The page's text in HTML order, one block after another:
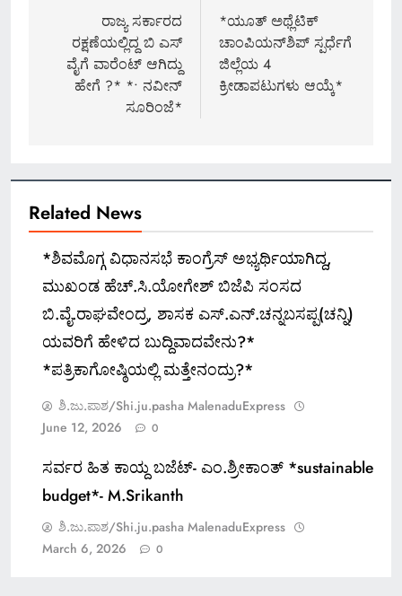
navigation
ರಾಜ್ಯ ಸರ್ಕಾರದ
ರಕ್ಷಣೆಯಲ್ಲಿದ್ದ ಬಿ ಎಸ್
ವೈಗೆ ವಾರೆಂಟ್ ಆಗಿದ್ದು
ಹೇಗೆ ?* *• ನವೀನ್
ಸೂರಿಂಜೆ*
*ಯೂತ್ ಅಥ್ಲೆಟಿಕ್
ಚಾಂಪಿಯನ್‍ಶಿಪ್ ಸ್ಪರ್ಧೆಗೆ
ಜಿಲ್ಲೆಯ 4
ಕ್ರೀಡಾಪಟುಗಳು ಆಯ್ಕೆ*
Related News
*ಶಿವಮೊಗ್ಗ ವಿಧಾನಸಭೆ ಕಾಂಗ್ರೆಸ್ ಅಭ್ಯರ್ಥಿಯಾಗಿದ್ದ,
ಮುಖಂಡ ಹೆಚ್.ಸಿ.ಯೋಗೇಶ್ ಬಿಜೆಪಿ ಸಂಸದ
ಬಿ.ವೈ.ರಾಘವೇಂದ್ರ, ಶಾಸಕ ಎಸ್.ಎನ್.ಚನ್ನಬಸಪ್ಪ(ಚನ್ನಿ)
ಯವರಿಗೆ ಹೇಳಿದ ಬುದ್ದಿವಾದವೇನು?*
*ಪತ್ರಿಕಾಗೋಷ್ಠಿಯಲ್ಲಿ ಮತ್ತೇನಂದ್ರು?*
ಶಿ.ಜು.ಪಾಶ/Shi.ju.pasha MalenaduExpress
June 12, 2026
0
ಸರ್ವರ ಹಿತ ಕಾಯ್ದ ಬಜೆಟ್- ಎಂ.ಶ್ರೀಕಾಂತ್ *sustainable
budget*- M.Srikanth
ಶಿ.ಜು.ಪಾಶ/Shi.ju.pasha MalenaduExpress
March 6, 2026
0